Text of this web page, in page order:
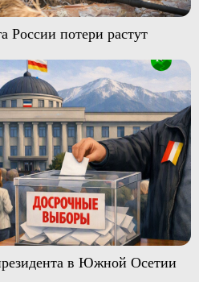
России потери растут
в Южной Осетии